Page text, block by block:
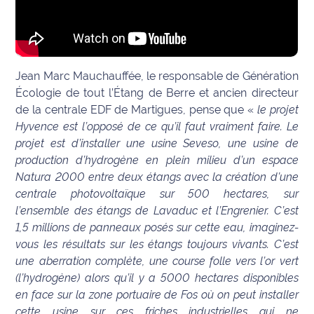
L'anecdote
C'est
mon
club
Les
Coachs
Maritima
Bon
plan
sortie
Nous
contacter
Jean Marc Mauchauffée, le responsable de Génération
Écologie de tout l’Étang de Berre et ancien directeur
de la centrale EDF de Martigues, pense que « le projet
Hyvence est l’opposé de ce qu’il faut vraiment faire. Le
projet est d’installer une usine Seveso, une usine de
production d’hydrogène en plein milieu d’un espace
Natura 2000 entre deux étangs avec la création d’une
centrale photovoltaïque sur 500 hectares, sur
l’ensemble des étangs de Lavaduc et l’Engrenier. C’est
1,5 millions de panneaux posés sur cette eau, imaginez-
vous les résultats sur les étangs toujours vivants. C’est
une aberration complète, une course folle vers l’or vert
(l’hydrogène) alors qu’il y a 5000 hectares disponibles
en face sur la zone portuaire de Fos où on peut installer
cette usine sur ces friches industrielles qui ne